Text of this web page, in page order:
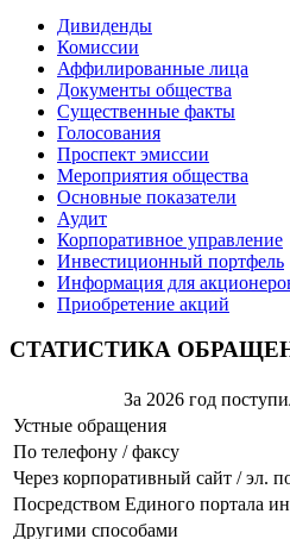
Дивиденды
Комиссии
Аффилированные лица
Документы общества
Существенные факты
Голосования
Проспект эмиссии
Мероприятия общества
Основные показатели
Аудит
Корпоративное управление
Инвестиционный портфель
Информация для
Приобретение акций
СТАТИСТИКА
За 2026 год
Устные обращения
По телефону / факсу
Через корпоративный сайт / эл.
Посредством Единого портала
Другими способами